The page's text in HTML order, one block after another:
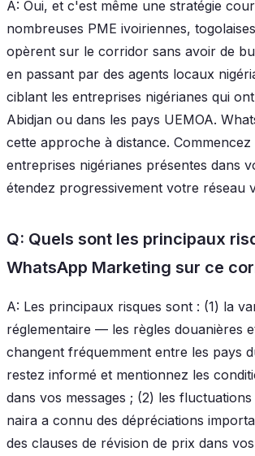
A: Oui, et c'est même une stratégie
nombreuses PME ivoiriennes,
opèrent sur le corridor sans avoir de
en passant par des agents locaux
ciblant les entreprises nigérianes qui
Abidjan ou dans les pays UEMOA.
cette approche à distance.
entreprises nigérianes présentes dans
étendez progressivement votre réseau
Q: Quels sont les principaux
WhatsApp Marketing sur ce
A: Les principaux risques sont : (1) la
réglementaire — les règles douanières
changent fréquemment entre les pays
restez informé et mentionnez les
dans vos messages ; (2) les
naira a connu des dépréciations
des clauses de révision de prix dans